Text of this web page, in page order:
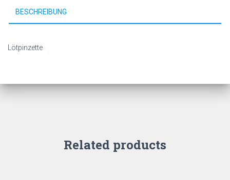
BESCHREIBUNG
Lötpinzette
Related products